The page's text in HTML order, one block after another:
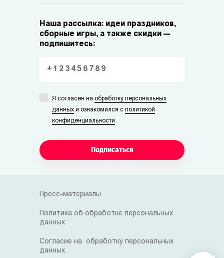
Наша рассылка: идеи праздников,
сборные игры, а также скидки —
подпишитесь:
Я согласен на обработку персональных
данных и ознакомился с политикой
конфиденциальности
Подписаться
Пресс-материалы
Политика об обработке персональных
данных
Согласие на обработку персональных
данных